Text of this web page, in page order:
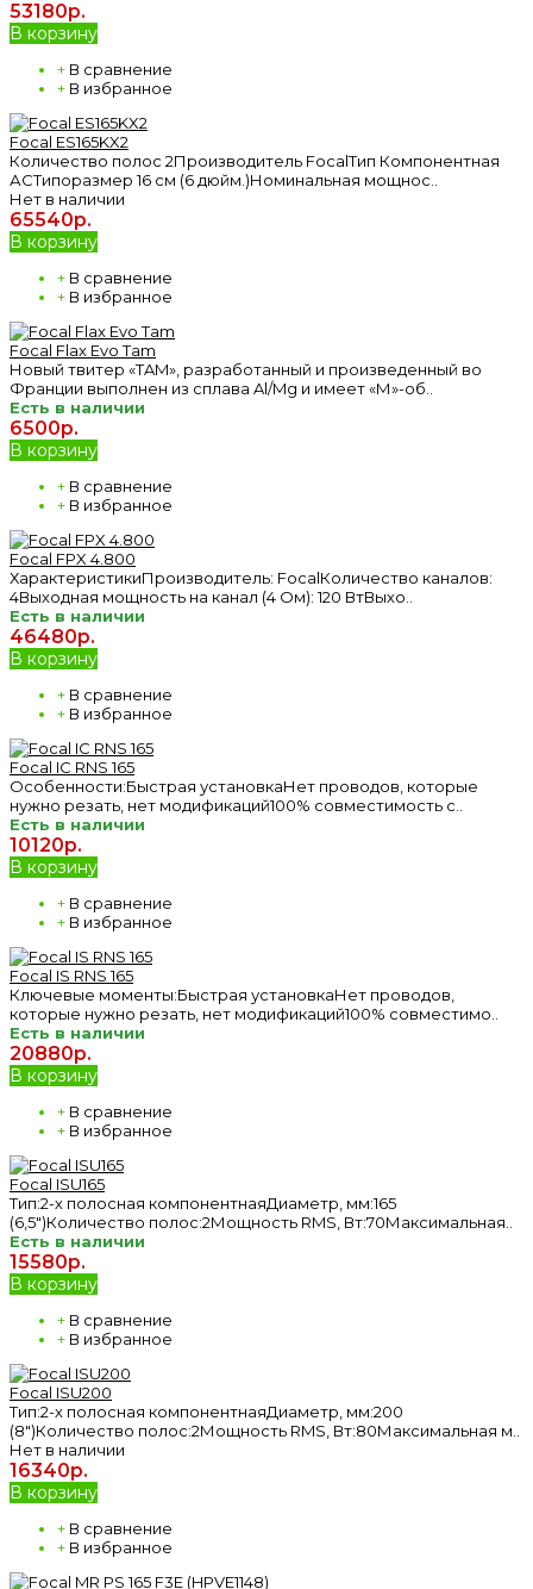
53180р.
В корзину
+ В сравнение
+ В избранное
Focal ES165KX2
Количество полос 2Производитель FocalТип Компонентная
АСТипоразмер 16 см (6 дюйм.)Номинальная мощнос..
Нет в наличии
65540р.
В корзину
+ В сравнение
+ В избранное
Focal Flax Evo Tam
Новый твитер «TAM», разработанный и произведенный во
Франции выполнен из сплава Al/Mg и имеет «М»-об..
Есть в наличии
6500р.
В корзину
+ В сравнение
+ В избранное
Focal FPX 4.800
ХарактеристикиПроизводитель: FocalКоличество каналов:
4Выходная мощность на канал (4 Ом): 120 ВтВыхо..
Есть в наличии
46480р.
В корзину
+ В сравнение
+ В избранное
Focal IC RNS 165
Особенности:Быстрая установкаНет проводов, которые
нужно резать, нет модификаций100% совместимость с..
Есть в наличии
10120р.
В корзину
+ В сравнение
+ В избранное
Focal IS RNS 165
Ключевые моменты:Быстрая установкаНет проводов,
которые нужно резать, нет модификаций100% совместимо..
Есть в наличии
20880р.
В корзину
+ В сравнение
+ В избранное
Focal ISU165
Тип:2-х полосная компонентнаяДиаметр, мм:165
(6,5")Количество полос:2Мощность RMS, Вт:70Максимальная..
Есть в наличии
15580р.
В корзину
+ В сравнение
+ В избранное
Focal ISU200
Тип:2-х полосная компонентнаяДиаметр, мм:200
(8")Количество полос:2Мощность RMS, Вт:80Максимальная м..
Нет в наличии
16340р.
В корзину
+ В сравнение
+ В избранное